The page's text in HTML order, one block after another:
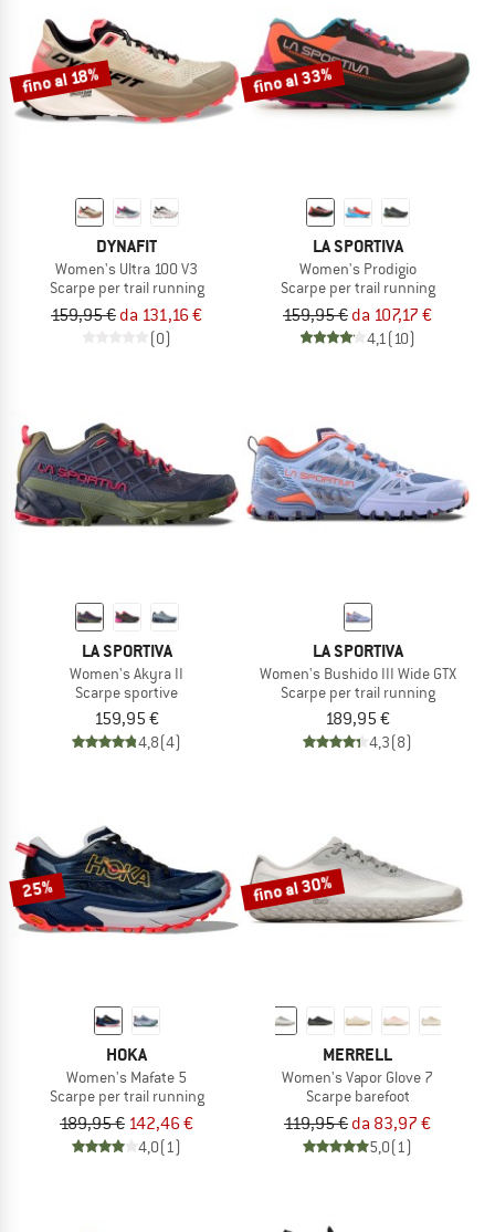
fino al 18%
DYNAFIT
Women's Ultra 100 V3
Scarpe per trail running
159,95 € da 131,16 €
(0)
fino al 33%
LA SPORTIVA
Women's Prodigio
Scarpe per trail running
159,95 € da 107,17 €
4,1 (10)
LA SPORTIVA
Women's Akyra II
Scarpe sportive
159,95 €
4,8(4)
LA SPORTIVA
Women's Bushido III Wide GTX
Scarpe per trail running
189,95 €
4,3(8)
25%
HOKA
Women's Mafate 5
Scarpe per trail running
189,95 € 142,46 €
4,0(1)
fino al 30%
MERRELL
Women's Vapor Glove 7
Scarpe barefoot
119,95 € da 83,97 €
5,0(1)